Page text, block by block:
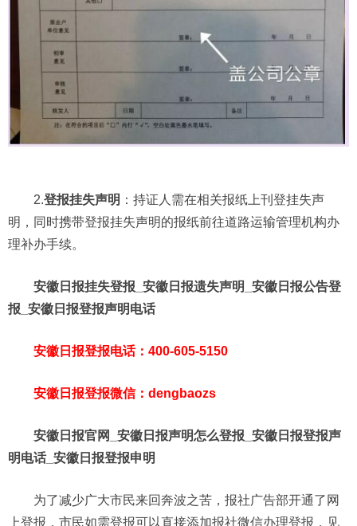
2.登报挂失声明 ：持证人需在相关报纸上刊登挂失声
明，同时携带登报挂失声明的报纸前往道路运输管理机构办
理补办手续。
安徽日报挂失登报_安徽日报遗失声明_安徽日报公告登
报_安徽日报登报声明电话
安徽日报登报电话：400-605-5150
安徽日报登报微信：dengbaozs
安徽日报官网_安徽日报声明怎么登报_安徽日报登报声
明电话_安徽日报登报申明
为了减少广大市民来回奔波之苦，报社广告部开通了网
上登报，市民如需登报可以直接添加报社微信办理登报，见